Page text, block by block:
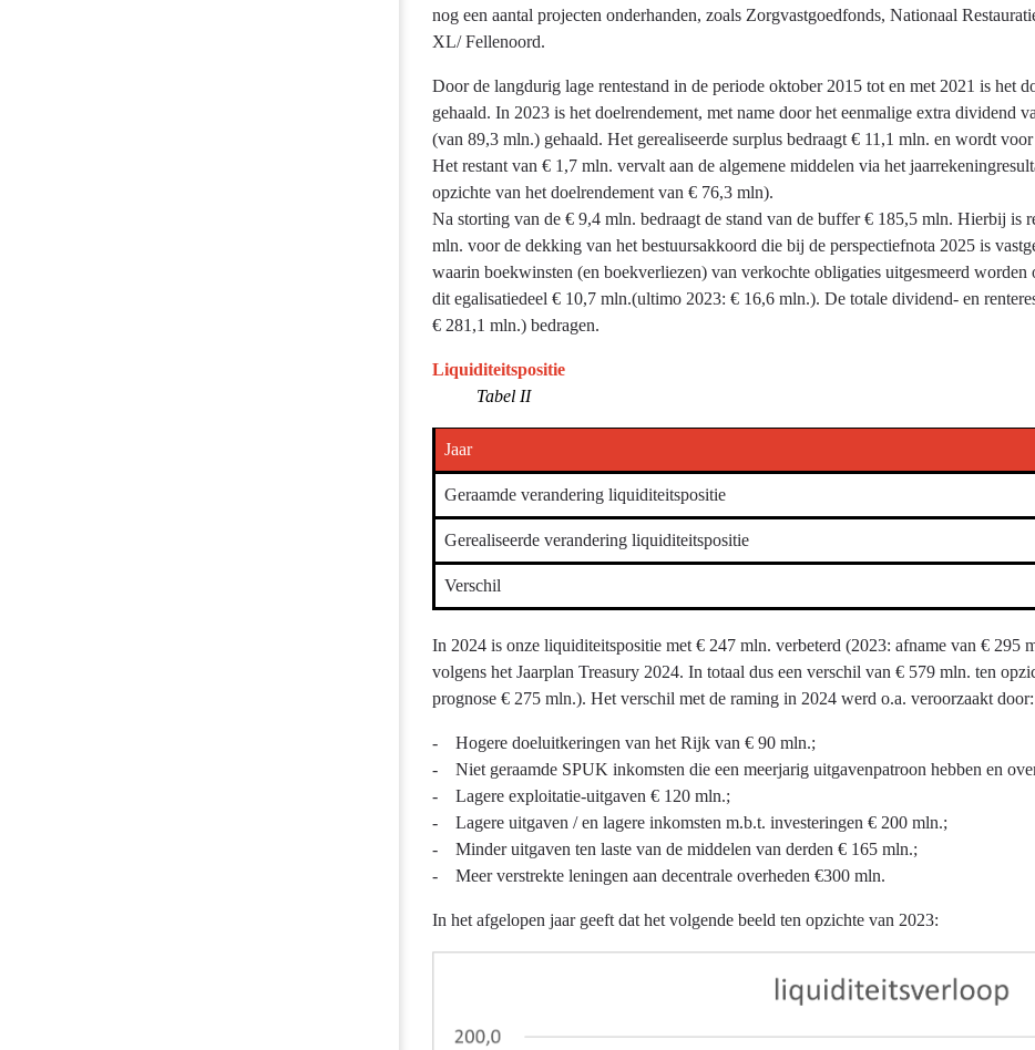
nog een aantal projecten onderhanden, zoals Zorgvastgoedfonds, Nationaal
XL/ Fellenoord.
Door de langdurig lage rentestand in de periode oktober 2015 tot en met 2021 is het
gehaald. In 2023 is het doelrendement, met name door het eenmalige extra dividend
(van 89,3 mln.) gehaald. Het gerealiseerde surplus bedraagt € 11,1 mln. en wordt
Het restant van € 1,7 mln. vervalt aan de algemene middelen via het
opzichte van het doelrendement van € 76,3 mln).
Na storting van de € 9,4 mln. bedraagt de stand van de buffer € 185,5 mln. Hierbij is
mln. voor de dekking van het bestuursakkoord die bij de perspectiefnota 2025 is
waarin boekwinsten (en boekverliezen) van verkochte obligaties uitgesmeerd
dit egalisatiedeel € 10,7 mln.(ultimo 2023: € 16,6 mln.). De totale dividend- en
€ 281,1 mln.) bedragen.
Liquiditeitspositie
Tabel II
Jaar
Geraamde verandering liquiditeitspositie
Gerealiseerde verandering liquiditeitspositie
Verschil
In 2024 is onze liquiditeitspositie met € 247 mln. verbeterd (2023: afname van € 295
volgens het Jaarplan Treasury 2024. In totaal dus een verschil van € 579 mln. ten
prognose € 275 mln.). Het verschil met de raming in 2024 werd o.a. veroorzaakt door:
- Hogere doeluitkeringen van het Rijk van € 90 mln.;
- Niet geraamde SPUK inkomsten die een meerjarig uitgavenpatroon hebben en
- Lagere exploitatie-uitgaven € 120 mln.;
- Lagere uitgaven / en lagere inkomsten m.b.t. investeringen € 200 mln.;
- Minder uitgaven ten laste van de middelen van derden € 165 mln.;
- Meer verstrekte leningen aan decentrale overheden €300 mln.
In het afgelopen jaar geeft dat het volgende beeld ten opzichte van 2023: